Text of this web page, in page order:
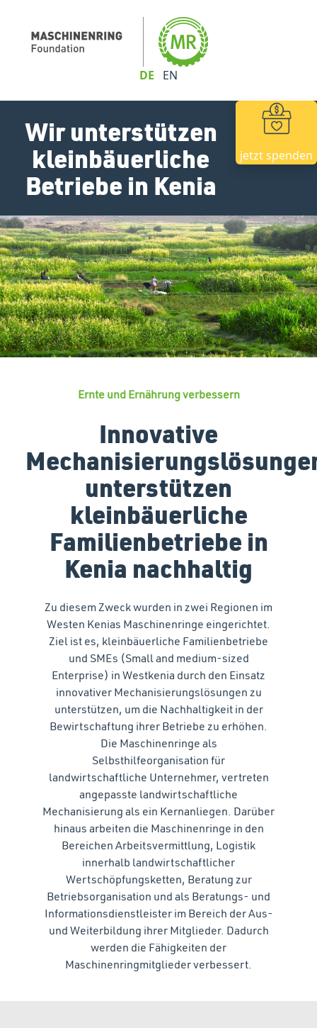
DE EN
jetzt spenden
Wir unterstützen
kleinbäuerliche
Betriebe in Kenia
Ernte und Ernährung verbessern
Innovative
unterstützen
kleinbäuerliche
Familienbetriebe in
Kenia nachhaltig
Zu diesem Zweck wurden in zwei Regionen im
Westen Kenias Maschinenringe eingerichtet.
Ziel ist es, kleinbäuerliche Familienbetriebe
und SMEs (Small and medium-sized
Enterprise) in Westkenia durch den Einsatz
innovativer Mechanisierungslösungen zu
unterstützen, um die Nachhaltigkeit in der
Bewirtschaftung ihrer Betriebe zu erhöhen.
Die Maschinenringe als
Selbsthilfeorganisation für
landwirtschaftliche Unternehmer, vertreten
angepasste landwirtschaftliche
Mechanisierung als ein Kernanliegen. Darüber
hinaus arbeiten die Maschinenringe in den
Bereichen Arbeitsvermittlung, Logistik
innerhalb landwirtschaftlicher
Wertschöpfungsketten, Beratung zur
Betriebsorganisation und als Beratungs- und
Informationsdienstleister im Bereich der Aus-
und Weiterbildung ihrer Mitglieder. Dadurch
werden die Fähigkeiten der
Maschinenringmitglieder verbessert.